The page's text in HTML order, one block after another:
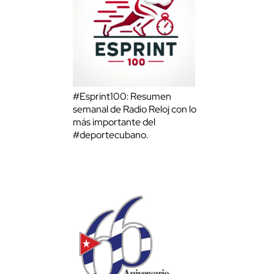
#Esprint100: Resumen
semanal de Radio Reloj con lo
más importante del
#deportecubano.